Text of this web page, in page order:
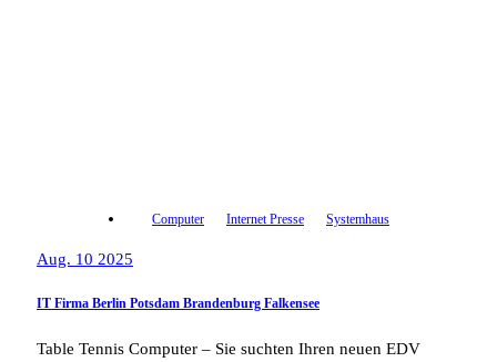
Computer Internet Presse Systemhaus
Aug. 10 2025
IT Firma Berlin Potsdam Brandenburg Falkensee
Table Tennis Computer – Sie suchten Ihren neuen EDV